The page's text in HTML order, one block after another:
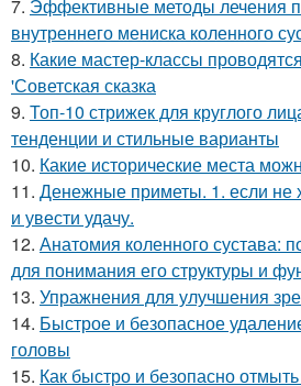
7. Эффективные методы лечения
внутреннего мениска коленного
8. Какие мастер-классы
'Советская сказка
9. Топ-10 стрижек для круглого
тенденции и стильные варианты
10. Какие исторические места
11. Денежные приметы. 1. если не
и увести удачу.
12. Анатомия коленного сустава:
для понимания его структуры и
13. Упражнения для улучшения
14. Быстрое и безопасное
головы
15. Как быстро и безопасно